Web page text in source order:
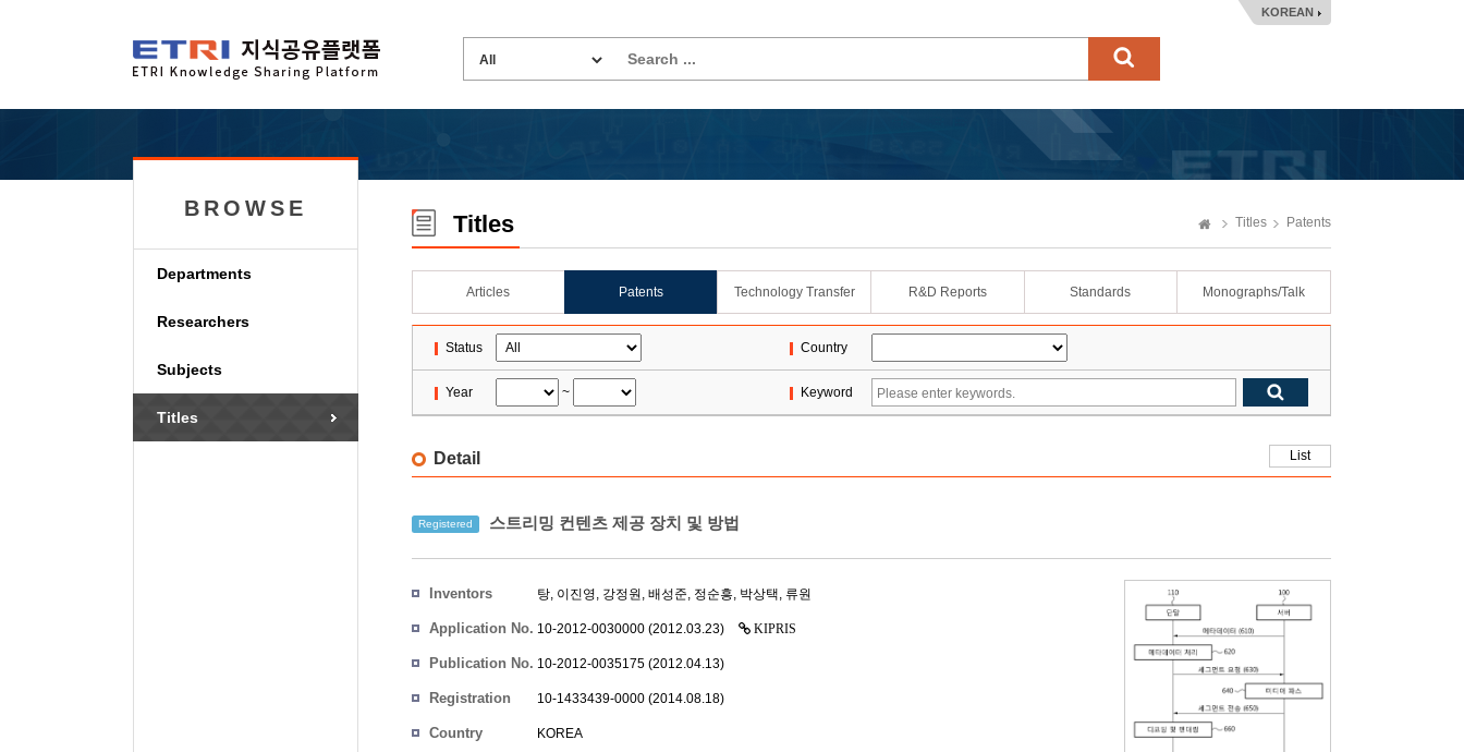
KOREAN
BROWSE
Departments
Researchers
Subjects
Titles
Titles Titles Patents
Articles Patents Technology Transfer R&D Reports Standards Monographs/Talk
Status Country
Year ~ Keyword
Detail List
Registered 스트리밍 컨텐츠 제공 장치 및 방법
Inventors 탕, 이진영, 강정원 , 배성준, 정순흥, 박상택, 류원
Application No. 10-2012-0030000 (2012.03.23) KIPRIS
Publication No. 10-2012-0035175 (2012.04.13)
Registration
10-1433439-0000 (2014.08.18)
Country KOREA